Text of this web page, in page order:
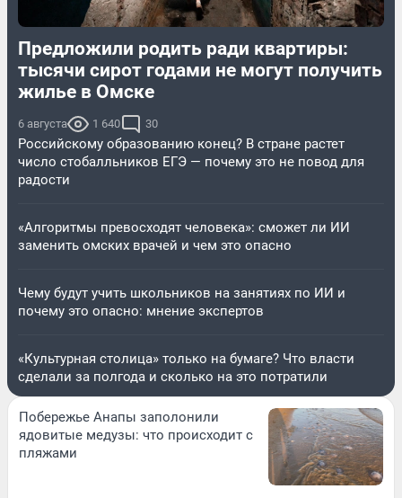
Предложили родить ради квартиры:
тысячи сирот годами не могут получить
жилье в Омске
6 августа 1 640 30
Российскому образованию конец? В стране растет
число стобалльников ЕГЭ — почему это не повод для
радости
«Алгоритмы превосходят человека»: сможет ли ИИ
заменить омских врачей и чем это опасно
Чему будут учить школьников на занятиях по ИИ и
почему это опасно: мнение экспертов
«Культурная столица» только на бумаге? Что власти
сделали за полгода и сколько на это потратили
Побережье Анапы заполонили
ядовитые медузы: что происходит с
пляжами